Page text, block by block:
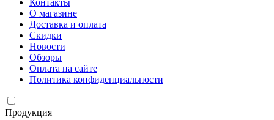
О магазине
Доставка и оплата
Скидки
Новости
Обзоры
Оплата на сайте
Политика конфиденциальности
Продукция